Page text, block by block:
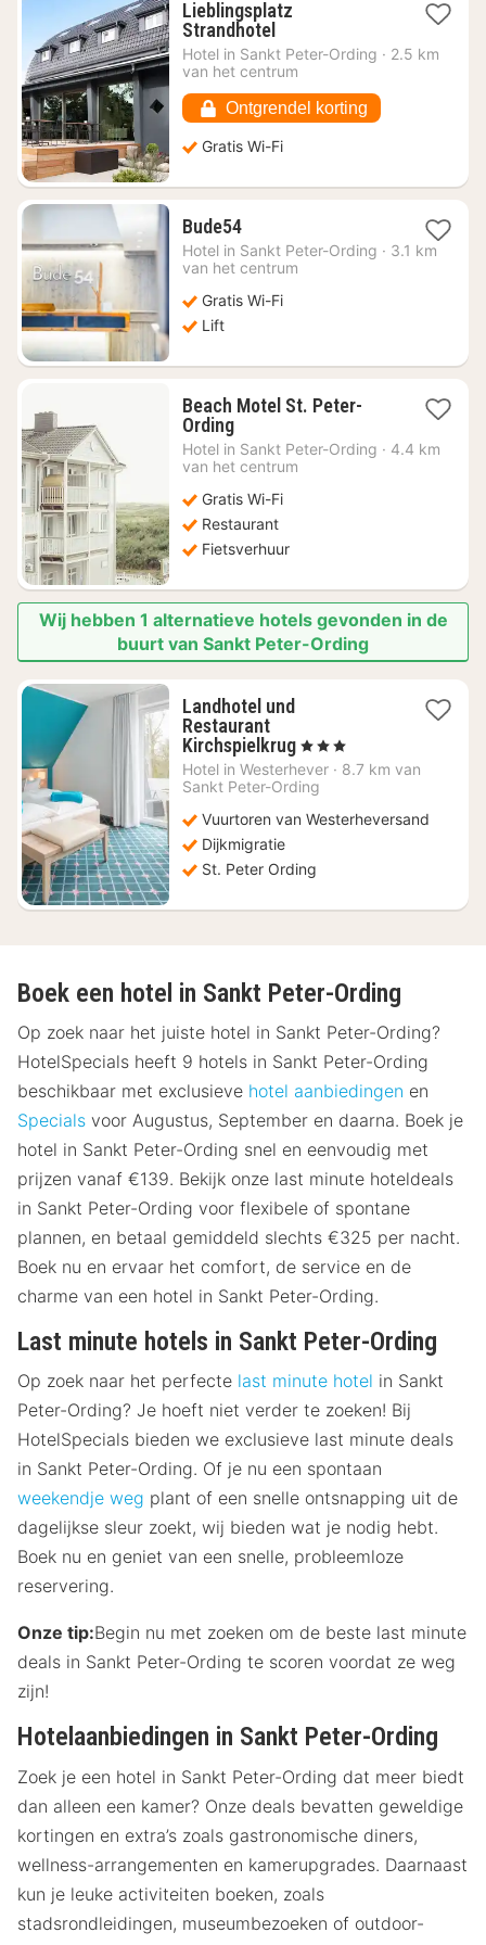
Lieblingsplatz
Strandhotel1
nacht
vanaf
138,49
Hotel in Sankt Peter-Ording · 2.5 km
van het centrum
Ontgrendel korting
Gratis Wi-Fi
Bude541
nacht
vanaf
225,75
Hotel in Sankt Peter-Ording · 3.1 km
van het centrum
Gratis Wi-Fi
Lift
Beach Motel St. Peter-
Ording1
nacht
vanaf
214,92
Hotel in Sankt Peter-Ording · 4.4 km
van het centrum
Gratis Wi-Fi
Restaurant
Fietsverhuur
Wij hebben 1 alternatieve hotels gevonden in de
buurt van Sankt Peter-Ording
Landhotel und
Restaurant
Kirchspielkrug2
nachten
vanaf
122,21
, 3 Sterren
Hotel in Westerhever · 8.7 km van
Sankt Peter-Ording
Vuurtoren van Westerheversand
Dijkmigratie
St. Peter Ording
Boek een hotel in Sankt Peter-Ording
Op zoek naar het juiste hotel in Sankt Peter-Ording?
HotelSpecials heeft 9 hotels in Sankt Peter-Ording
beschikbaar met exclusieve hotel aanbiedingen en
Specials voor Augustus, September en daarna. Boek je
hotel in Sankt Peter-Ording snel en eenvoudig met
prijzen vanaf €139. Bekijk onze last minute hoteldeals
in Sankt Peter-Ording voor flexibele of spontane
plannen, en betaal gemiddeld slechts €325 per nacht.
Boek nu en ervaar het comfort, de service en de
charme van een hotel in Sankt Peter-Ording.
Last minute hotels in Sankt Peter-Ording
Op zoek naar het perfecte last minute hotel in Sankt
Peter-Ording? Je hoeft niet verder te zoeken! Bij
HotelSpecials bieden we exclusieve last minute deals
in Sankt Peter-Ording. Of je nu een spontaan
weekendje weg plant of een snelle ontsnapping uit de
dagelijkse sleur zoekt, wij bieden wat je nodig hebt.
Boek nu en geniet van een snelle, probleemloze
reservering.
Onze tip:Begin nu met zoeken om de beste last minute
deals in Sankt Peter-Ording te scoren voordat ze weg
zijn!
Hotelaanbiedingen in Sankt Peter-Ording
Zoek je een hotel in Sankt Peter-Ording dat meer biedt
dan alleen een kamer? Onze deals bevatten geweldige
kortingen en extra’s zoals gastronomische diners,
wellness-arrangementen en kamerupgrades. Daarnaast
kun je leuke activiteiten boeken, zoals
stadsrondleidingen, museumbezoeken of outdoor-